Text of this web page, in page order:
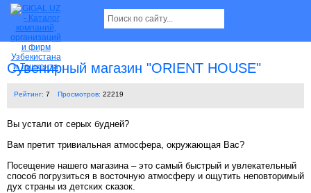
Сувенирный магазин "ORIENT HOUSE"
Рейтинг: 7 Просмотров: 22219
Вы устали от серых будней?
Вам претит тривиальная атмосфера, окружающая Вас?
Посещение нашего магазина – это самый быстрый и увлекательный
способ погрузиться в восточную атмосферу и ощутить неповторимый
дух страны из детских сказок.